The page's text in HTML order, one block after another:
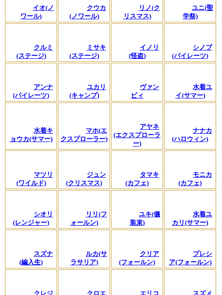
イオ(ノ
ワール)
クウカ
(ノワール)
リノ(ク
リスマス)
ユニ(聖
学祭)
クルミ
(ステージ)
ミサキ
(ステージ)
イノリ
(怪盗)
シノブ
(パイレーツ)
アンナ
(パイレーツ)
ユカリ
(キャンプ)
ヴァン
ピィ
水着ユ
イ(サマー)
水着キ
ョウカ(サマー)
マホ(エ
クスプローラー)
アヤネ
(エクスプローラ
ー)
ナナカ
(ハロウィン)
マツリ
(ワイルド)
ジュン
(クリスマス)
タマキ
(カフェ)
モニカ
(カフェ)
シオリ
(レンジャー)
リリ(フ
ォールン)
ユキ(儀
装束)
水着ユ
カリ(サマー)
スズナ
(編入生)
ルカ(サ
ラサリア)
クリア
(フォールン)
プレシ
ア(フォールン)
クレジ
クロエ
エリコ
スズメ